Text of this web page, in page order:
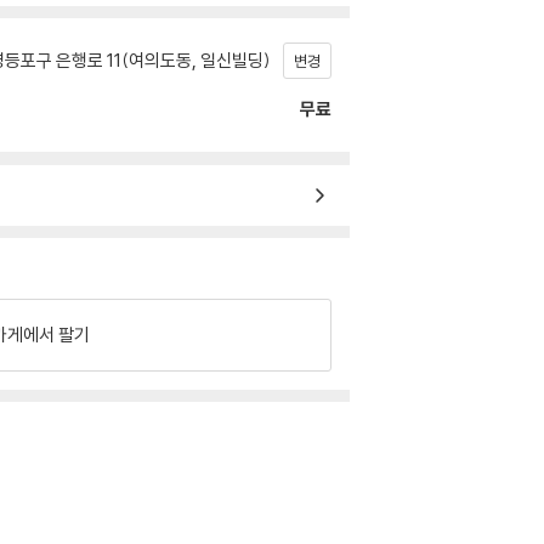
포구 은행로 11(여의도동, 일신빌딩) 변경
무료
게에서 팔기